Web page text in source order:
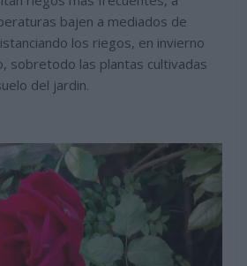
bajen a mediados de
los riegos, en invierno
sobretodo las plantas cultivadas
del jardin.